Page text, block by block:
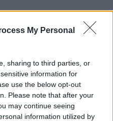
My Personal
sharing to third parties, or
information for
use the below opt-out
Please note that after your
may continue seeing
information utilized by